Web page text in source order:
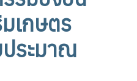
เกษตร
ระมาณ